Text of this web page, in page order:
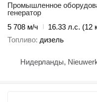
Промышленное
генератор
5 708 м/ч
16.33 л.с. (12
Топливо дизель
Нидерланды,